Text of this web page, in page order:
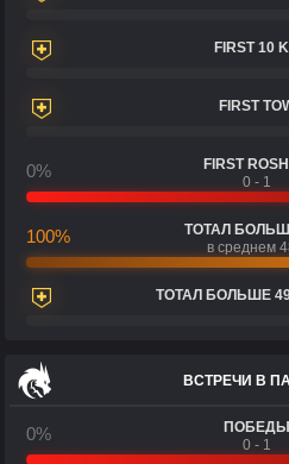
FIRST 10
FIRST
0%
FIRST
0 - 1
100%
ТОТАЛ
в среднем
ТОТАЛ БОЛЬШЕ
ВСТРЕЧИ В
0%
ПОБЕДЫ
0 - 1